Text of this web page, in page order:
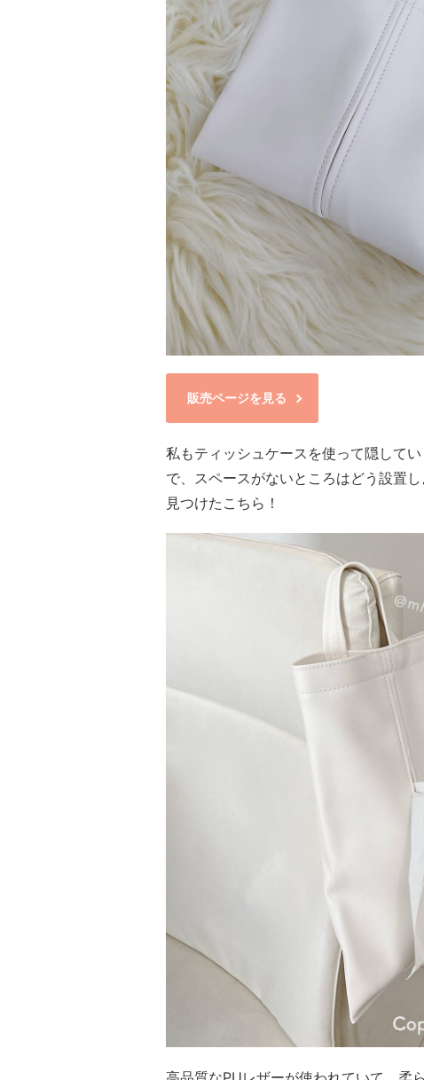
販売ページを見る
私もティッシュケースを使って隠して
で、スペースがないところはどう設置
見つけたこちら！